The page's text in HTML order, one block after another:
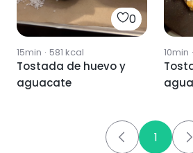
0
15min · 581 kcal
Tostada de huevo y
aguacate
10min ·
1